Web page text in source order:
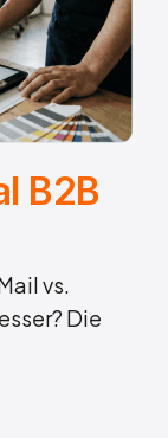
B2B
vs.
Die